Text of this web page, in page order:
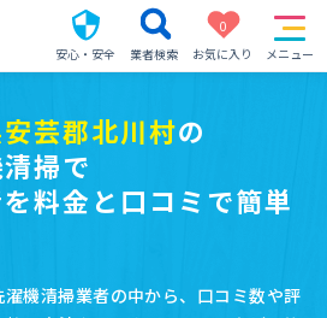
安心・安全 業者検索
0
お気に入り
メニュー
芸郡北川村の
掃で
料金と口コミで簡単
機清掃業者の中から、口コミ数や評